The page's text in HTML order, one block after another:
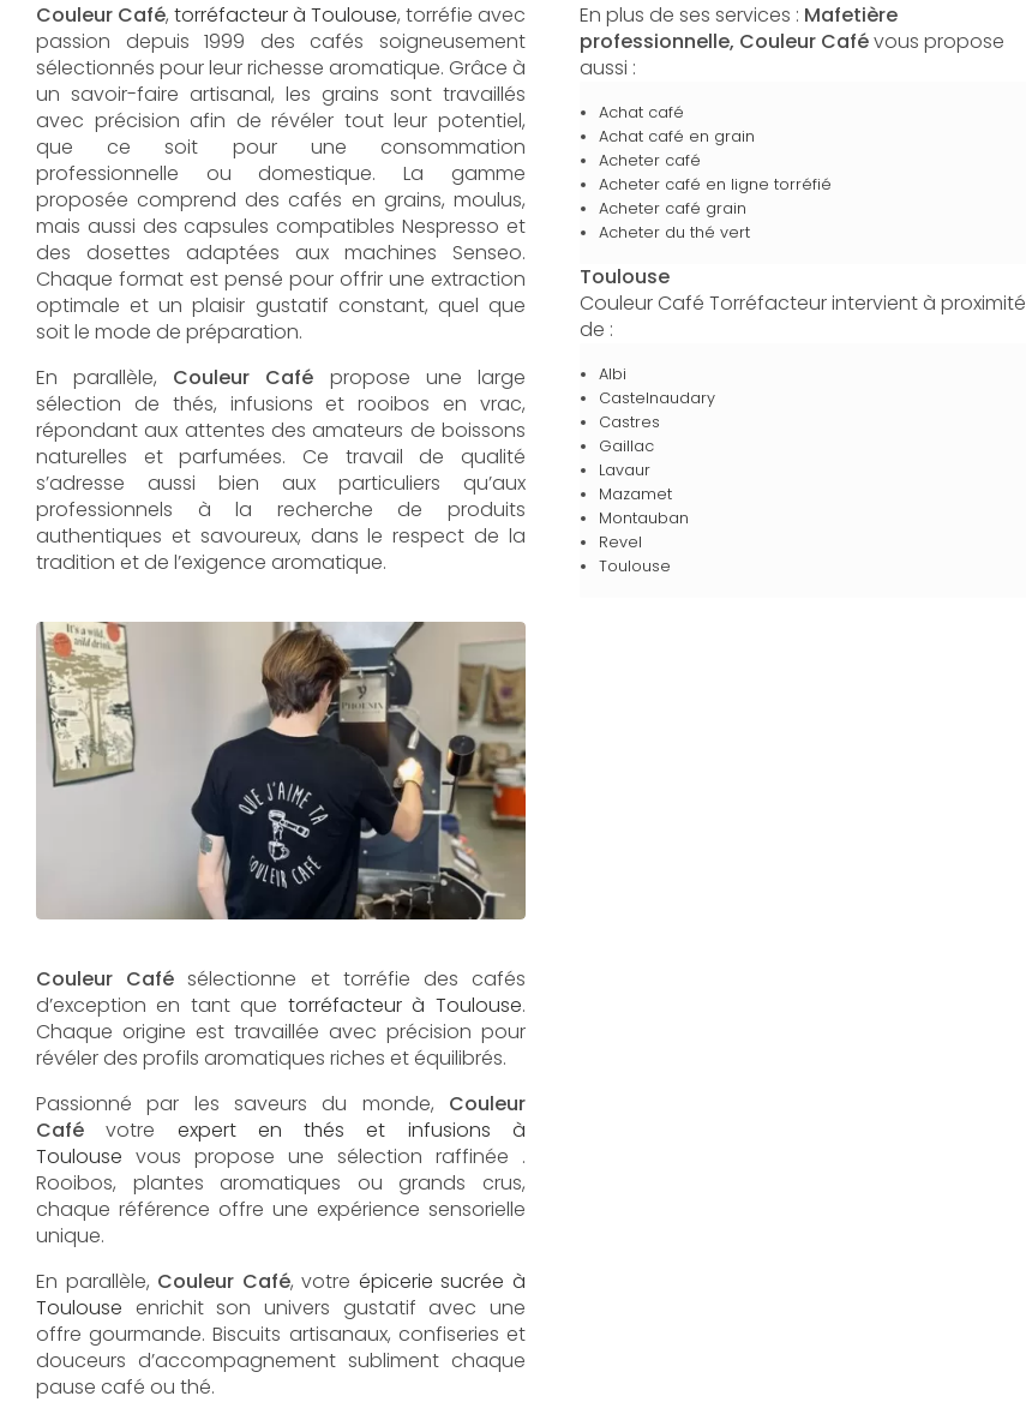
Couleur Café, torréfacteur à Toulouse, torréfie avec
passion depuis 1999 des cafés soigneusement
sélectionnés pour leur richesse aromatique. Grâce à
un savoir-faire artisanal, les grains sont travaillés
avec précision afin de révéler tout leur potentiel,
que ce soit pour une consommation
professionnelle ou domestique. La gamme
proposée comprend des cafés en grains, moulus,
mais aussi des capsules compatibles Nespresso et
des dosettes adaptées aux machines Senseo.
Chaque format est pensé pour offrir une extraction
optimale et un plaisir gustatif constant, quel que
soit le mode de préparation.
En parallèle, Couleur Café propose une large
sélection de thés, infusions et rooibos en vrac,
répondant aux attentes des amateurs de boissons
naturelles et parfumées. Ce travail de qualité
s’adresse aussi bien aux particuliers qu’aux
professionnels à la recherche de produits
authentiques et savoureux, dans le respect de la
tradition et de l’exigence aromatique.
Couleur Café sélectionne et torréfie des cafés
d’exception en tant que torréfacteur à Toulouse.
Chaque origine est travaillée avec précision pour
révéler des profils aromatiques riches et équilibrés.
Passionné par les saveurs du monde, Couleur
Café votre expert en thés et infusions à
Toulouse vous propose une sélection raffinée .
Rooibos, plantes aromatiques ou grands crus,
chaque référence offre une expérience sensorielle
unique.
En parallèle, Couleur Café, votre épicerie sucrée à
Toulouse enrichit son univers gustatif avec une
offre gourmande. Biscuits artisanaux, confiseries et
douceurs d’accompagnement subliment chaque
pause café ou thé.
En plus de ses services : Mafetière
professionnelle, Couleur Cafévous propose
aussi :
Achat café
Achat café en grain
Acheter café
Acheter café en ligne torréfié
Acheter café grain
Acheter du thé vert
Toulouse
Couleur Café Torréfacteur intervient à proximité
de :
Albi
Castelnaudary
Castres
Gaillac
Lavaur
Mazamet
Montauban
Revel
Toulouse